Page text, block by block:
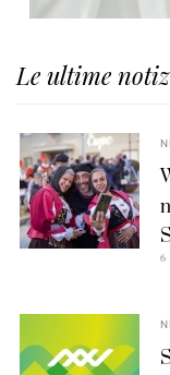
Le ultime
6